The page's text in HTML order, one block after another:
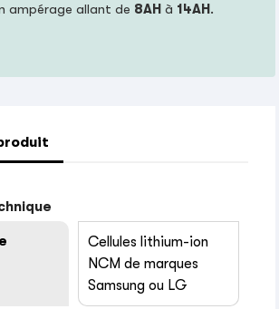
ampérage allant de 8AH à 14AH.
Cellules lithium-ion
NCM de marques
Samsung ou LG